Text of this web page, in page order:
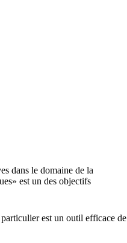
dans le domaine de la
est un des objectifs
particulier est un outil efficace de